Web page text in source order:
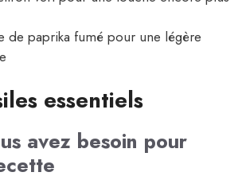
de paprika fumé pour une légère
essentiels
avez besoin pour